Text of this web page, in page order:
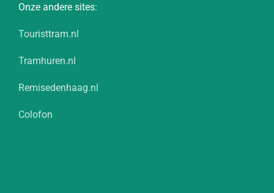
Onze andere sites:
Touristtram.nl
Tramhuren.nl
Remisedenhaag.nl
Colofon